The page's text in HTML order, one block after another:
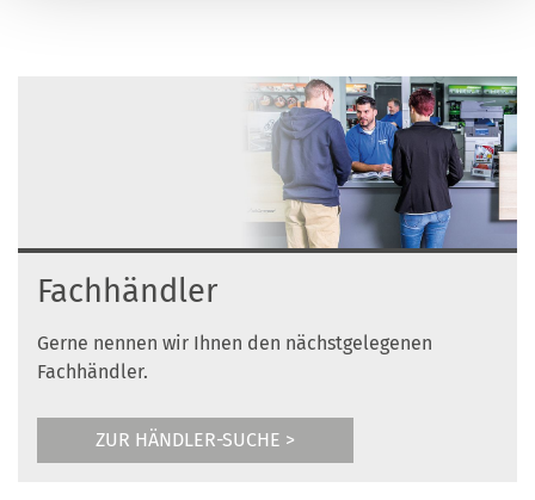
Fachhändler
Gerne nennen wir Ihnen den nächstgelegenen
Fachhändler.
ZUR HÄNDLER-SUCHE >